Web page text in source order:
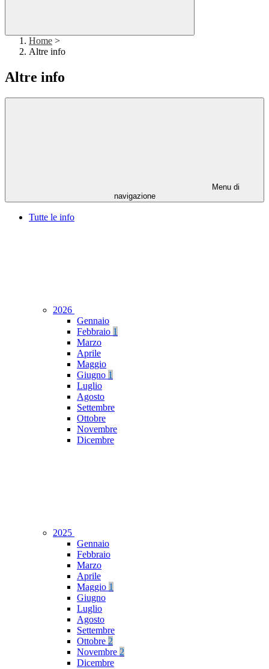
Home >
Altre info
Altre info
Menu di
navigazione
Tutte le info
2026
Gennaio
Febbraio 1
Marzo
Aprile
Maggio
Giugno 1
Luglio
Agosto
Settembre
Ottobre
Novembre
Dicembre
2025
Gennaio
Febbraio
Marzo
Aprile
Maggio 1
Giugno
Luglio
Agosto
Settembre
Ottobre 2
Novembre 2
Dicembre